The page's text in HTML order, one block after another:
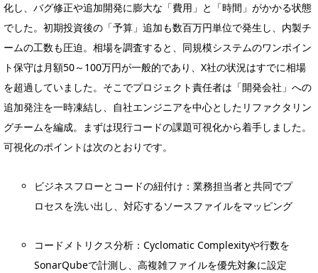
化し、バグ修正や追加開発に膨大な「費用」と「時間」がかかる状態
でした。初期投資後の「予算」追加も数百万円単位で発生し、内製チ
ームの工数も圧迫。相場を調査すると、同規模システムのワンポイン
ト保守は月額50～100万円が一般的であり、X社の状況はすでに相場
を超過していました。そこでプロジェクト責任者は「開発会社」への
追加発注を一時凍結し、自社エンジニアを中心としたリファクタリン
グチームを編成。まずは現行コードの課題可視化から着手しました。
可視化のポイントは次のとおりです。
ビジネスフローとコードの紐付け：業務担当者と共同でプ
ロセスを洗い出し、対応するソースファイルをマッピング
コードメトリクス分析：Cyclomatic Complexityや行数を
SonarQubeで計測し、高複雑ファイルを優先対象に設定